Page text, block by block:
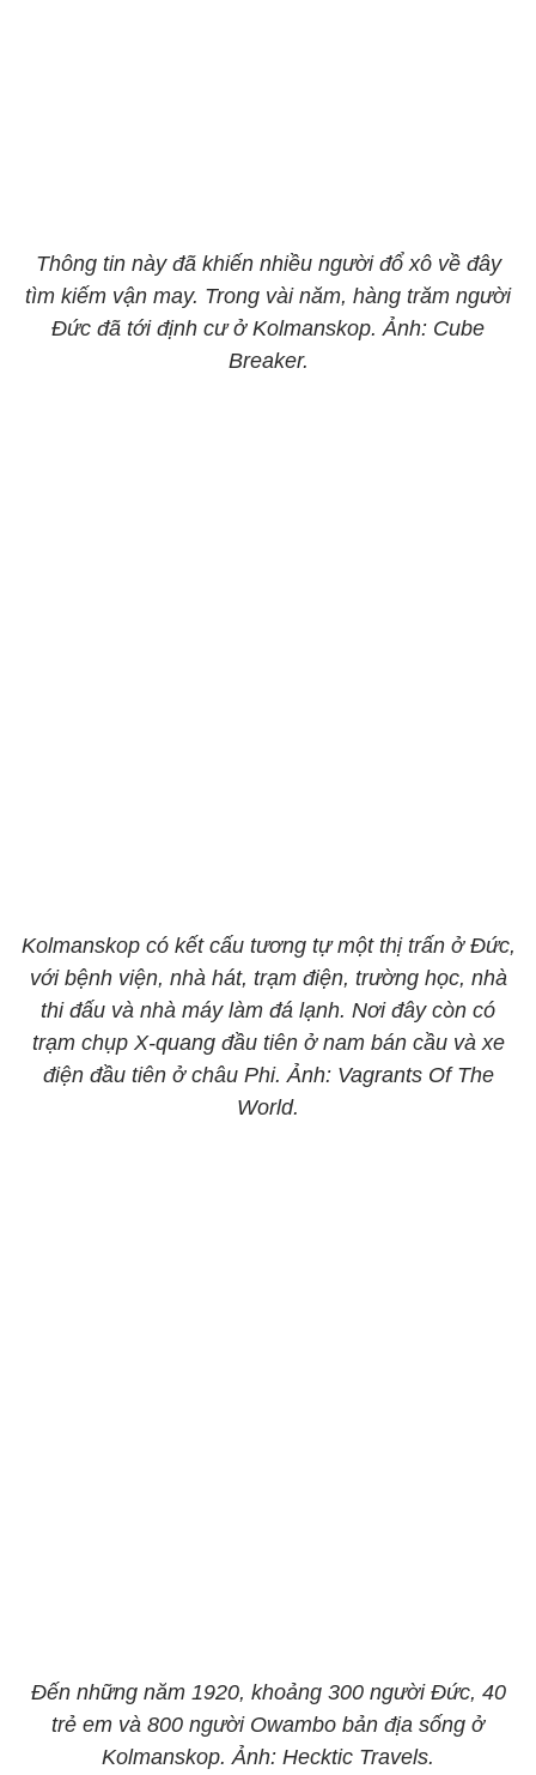
Thông tin này đã khiến nhiều người đổ xô về đây
tìm kiếm vận may. Trong vài năm, hàng trăm người
Đức đã tới định cư ở Kolmanskop. Ảnh: Cube
Breaker.
Kolmanskop có kết cấu tương tự một thị trấn ở Đức,
với bệnh viện, nhà hát, trạm điện, trường học, nhà
thi đấu và nhà máy làm đá lạnh. Nơi đây còn có
trạm chụp X-quang đầu tiên ở nam bán cầu và xe
điện đầu tiên ở châu Phi. Ảnh: Vagrants Of The
World.
Đến những năm 1920, khoảng 300 người Đức, 40
trẻ em và 800 người Owambo bản địa sống ở
Kolmanskop. Ảnh: Hecktic Travels.